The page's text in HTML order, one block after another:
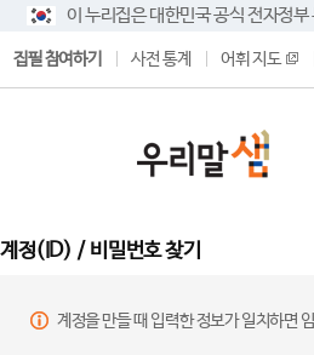
이 누리집은 대한민국 공식 전자정
집필 참여하기 사전 통계 어휘 지도
계정(ID) / 비밀번호 찾기
계정을 만들 때 입력한 정보가 일치하면